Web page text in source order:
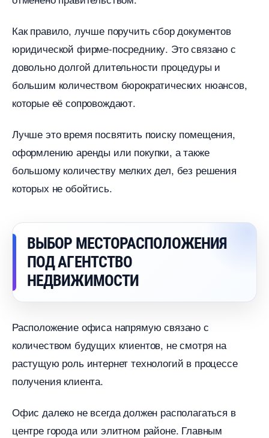
Как правило, лучше поручить сбор документо
юридической фирме-посреднику. Это связано с
довольно долгой длительности процедуры и
ольшим количеством бюрократических нюансов,
которые её сопровождают.
Лучше это время посвятить поиску помещения,
оформлению аренды или покупки, а также
ольшому количеству мелких дел, без решения
которых не обойтись.
ЫБОР МЕСТОРАСПОЛОЖЕНИЯ
ПОД АГЕНТСТВО
НЕДВИЖИМОСТИ
Расположение офиса напрямую связано с
количеством будущих клиентов, не смотря на
растущую роль интернет технологий в процессе
получения клиента.
Офис далеко не всегда должен располагаться
центре города или элитном районе. Главным